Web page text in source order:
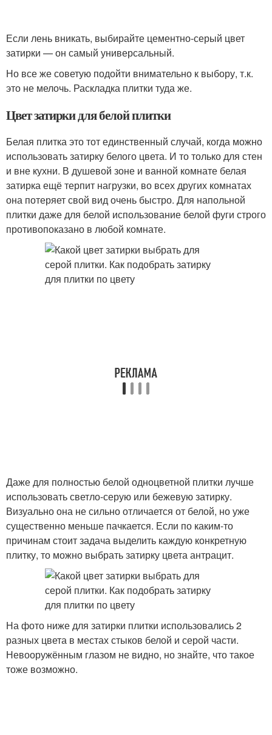
Если лень вникать, выбирайте цементно-серый цвет
затирки — он самый универсальный.
Но все же советую подойти внимательно к выбору, т.к.
это не мелочь. Раскладка плитки туда же.
Цвет затирки для белой плитки
Белая плитка это тот единственный случай, когда можно
использовать затирку белого цвета. И то только для стен
и вне кухни. В душевой зоне и ванной комнате белая
затирка ещё терпит нагрузки, во всех других комнатах
она потеряет свой вид очень быстро. Для напольной
плитки даже для белой использование белой фуги строго
противопоказано в любой комнате.
Даже для полностью белой одноцветной плитки лучше
использовать светло-серую или бежевую затирку.
Визуально она не сильно отличается от белой, но уже
существенно меньше пачкается. Если по каким-то
причинам стоит задача выделить каждую конкретную
плитку, то можно выбрать затирку цвета антрацит.
На фото ниже для затирки плитки использовались 2
разных цвета в местах стыков белой и серой части.
Невооружённым глазом не видно, но знайте, что такое
тоже возможно.